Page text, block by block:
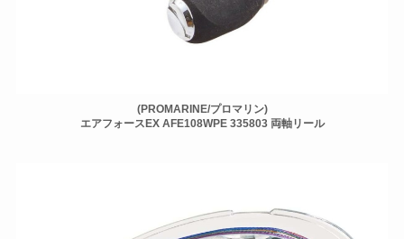
(PROMARINE/プロマリン)
エアフォースEX AFE108WPE 335803 両軸リール